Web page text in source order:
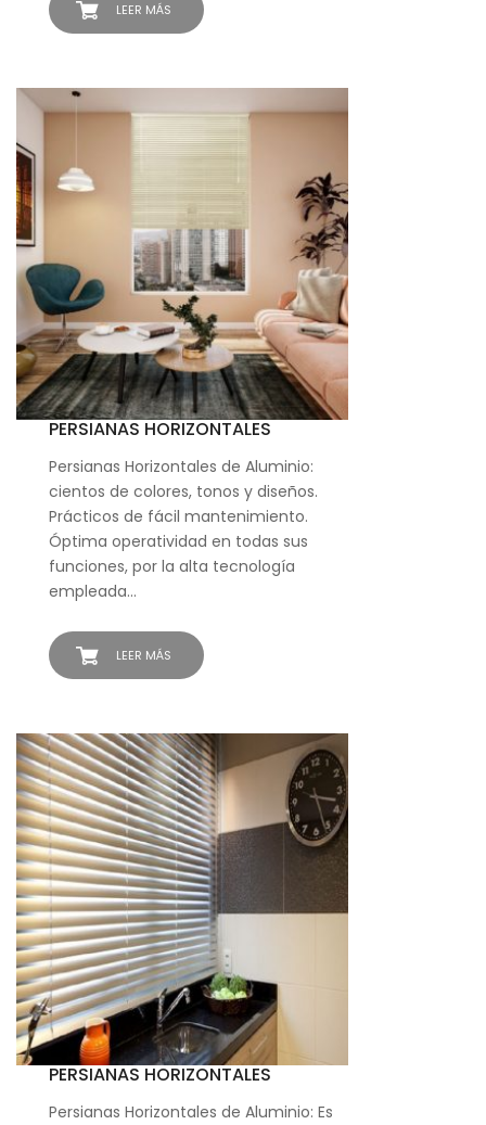
LEER MÁS
LEER MÁS
PERSIANAS HORIZONTALES
Persianas Horizontales de Aluminio:
cientos de colores, tonos y diseños.
Prácticos de fácil mantenimiento.
Óptima operatividad en todas sus
funciones, por la alta tecnología
empleada…
PERSIANAS HORIZONTALES
Persianas Horizontales de Aluminio: Es